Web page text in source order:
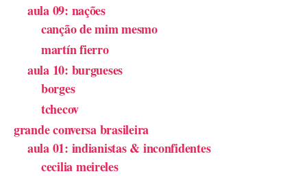
aula 09: nações
canção de mim mesmo
martín fierro
aula 10: burgueses
borges
tchecov
grande conversa brasileira
aula 01: indianistas & inconfidentes
cecilia meireles